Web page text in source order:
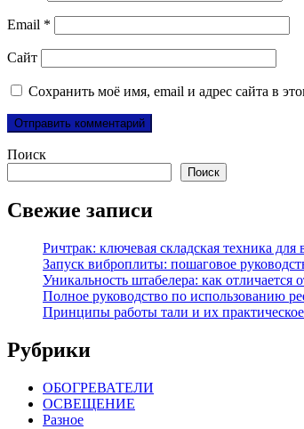
Email *
Сайт
Сохранить моё имя, email и адрес сайта в
Поиск
Поиск
Свежие записи
Ричтрак: ключевая складская техника для
Запуск виброплиты: пошаговое
Уникальность штабелера: как отличается
Полное руководство по использованию
Принципы работы тали и их
Рубрики
ОБОГРЕВАТЕЛИ
ОСВЕЩЕНИЕ
Разное